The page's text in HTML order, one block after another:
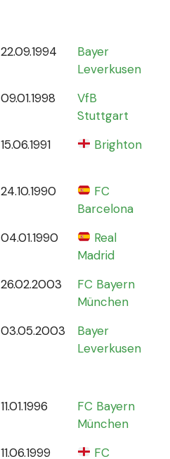
22.09.1994
Bayer
Leverkusen
09.01.1998
VfB
Stuttgart
15.06.1991 Brighton
24.10.1990
FC
Barcelona
04.01.1990
Real
Madrid
26.02.2003
FC Bayern
München
03.05.2003
Bayer
Leverkusen
11.01.1996
FC Bayern
München
11.06.1999
FC